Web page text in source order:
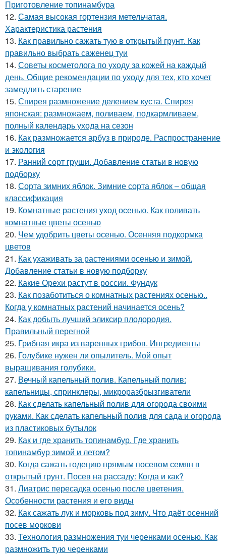
Приготовление топинамбура
12. Самая высокая гортензия метельчатая.
Характеристика растения
13. Как правильно сажать тую в открытый грунт. Как
правильно выбрать саженец туи
14. Советы косметолога по уходу за кожей на каждый
день. Общие рекомендации по уходу для тех, кто хочет
замедлить старение
15. Спирея размножение делением куста. Спирея
японская: размножаем, поливаем, подкармливаем,
полный календарь ухода на сезон
16. Как размножается арбуз в природе. Распространение
и экология
17. Ранний сорт груши. Добавление статьи в новую
подборку
18. Сорта зимних яблок. Зимние сорта яблок – общая
классификация
19. Комнатные растения уход осенью. Как поливать
комнатные цветы осенью
20. Чем удобрить цветы осенью. Осенняя подкормка
цветов
21. Как ухаживать за растениями осенью и зимой.
Добавление статьи в новую подборку
22. Какие Орехи растут в россии. Фундук
23. Как позаботиться о комнатных растениях осенью..
Когда у комнатных растений начинается осень?
24. Как добыть лучший эликсир плодородия.
Правильный перегной
25. Грибная икра из варенных грибов. Ингредиенты
26. Голубике нужен ли опылитель. Мой опыт
выращивания голубики.
27. Вечный капельный полив. Капельный полив:
капельницы, спринклеры, микроразбрызгиватели
28. Как сделать капельный полив для огорода своими
руками. Как сделать капельный полив для сада и огорода
из пластиковых бутылок
29. Как и где хранить топинамбур. Где хранить
топинамбур зимой и летом?
30. Когда сажать годецию прямым посевом семян в
открытый грунт. Посев на рассаду: Когда и как?
31. Лиатрис пересадка осенью после цветения.
Особенности растения и его виды
32. Как сажать лук и морковь под зиму. Что даёт осенний
посев моркови
33. Технология размножения туи черенками осенью. Как
размножить тую черенками